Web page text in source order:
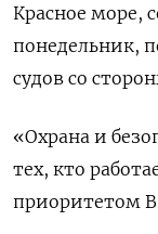
Красное море,
понедельник,
судов со
«Охрана и
тех, кто
приоритетом